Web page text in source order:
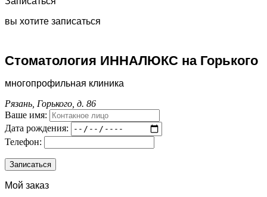
вы хотите записаться
Стоматология ИННАЛЮКС на Горького
многопрофильная клиника
Рязань, Горького, д. 86
Ваше имя:
Дата рождения:
Телефон:
Мой заказ